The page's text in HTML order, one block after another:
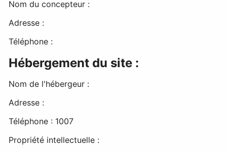
Nom du concepteur :
Adresse :
Téléphone :
Hébergement du site :
Nom de l'hébergeur :
Adresse :
Téléphone : 1007
Propriété intellectuelle :